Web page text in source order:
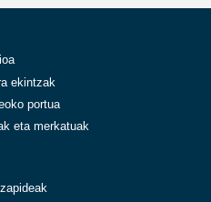
ekintzak
portua
eta merkatuak